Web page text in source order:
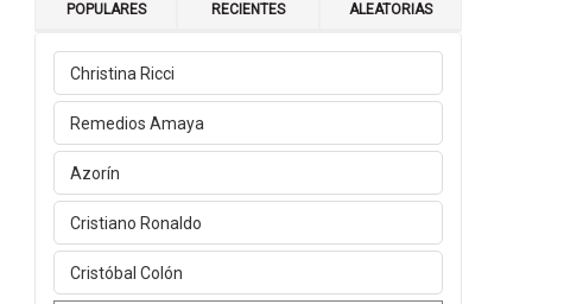
POPULARES RECIENTES ALEATORIAS
Christina Ricci
Remedios Amaya
Azorín
Cristiano Ronaldo
Cristóbal Colón